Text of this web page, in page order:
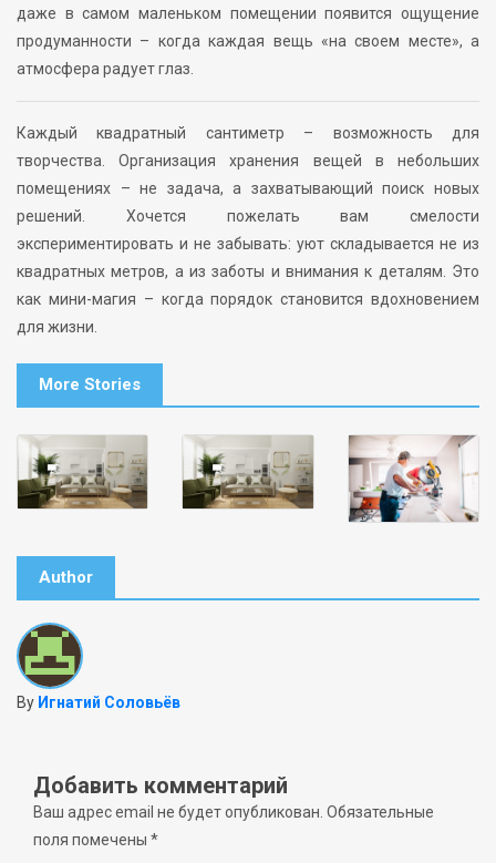
даже в самом маленьком помещении появится ощущение
продуманности – когда каждая вещь «на своем месте», а
атмосфера радует глаз.
Каждый квадратный сантиметр – возможность для
творчества. Организация хранения вещей в небольших
помещениях – не задача, а захватывающий поиск новых
решений. Хочется пожелать вам смелости
экспериментировать и не забывать: уют складывается не из
квадратных метров, а из заботы и внимания к деталям. Это
как мини-магия – когда порядок становится вдохновением
для жизни.
More Stories
Author
By Игнатий Соловьёв
Добавить комментарий
Ваш адрес email не будет опубликован. Обязательные
поля помечены *